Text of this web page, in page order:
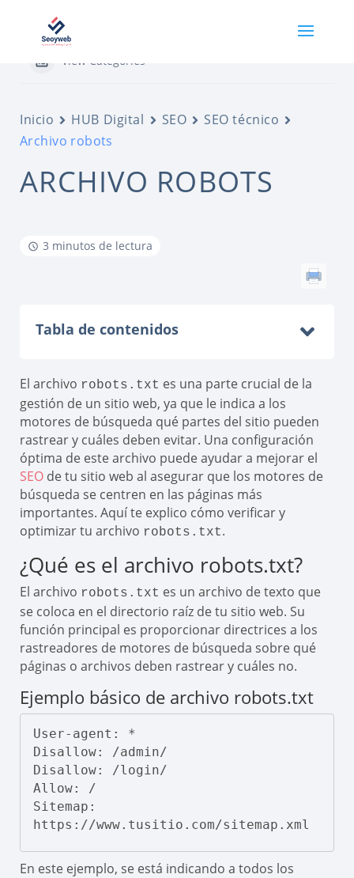
View Categories
Inicio HUB Digital SEO
SEO técnico
Archivo robots
ARCHIVO ROBOTS
3 minutos de lectura
Tabla de contenidos
El archivo robots.txt es una parte crucial de la
gestión de un sitio web, ya que le indica a los
motores de búsqueda qué partes del sitio pueden
rastrear y cuáles deben evitar. Una configuración
óptima de este archivo puede ayudar a mejorar el
SEO de tu sitio web al asegurar que los motores de
búsqueda se centren en las páginas más
importantes. Aquí te explico cómo verificar y
optimizar tu archivo robots.txt.
¿Qué es el archivo robots.txt?
El archivo robots.txt es un archivo de texto que
se coloca en el directorio raíz de tu sitio web. Su
función principal es proporcionar directrices a los
rastreadores de motores de búsqueda sobre qué
páginas o archivos deben rastrear y cuáles no.
Ejemplo básico de archivo robots.txt
User-agent: *
Disallow: /admin/
Disallow: /login/
Allow: /
Sitemap:
https://www.tusitio.com/sitemap.xml
En este ejemplo, se está indicando a todos los